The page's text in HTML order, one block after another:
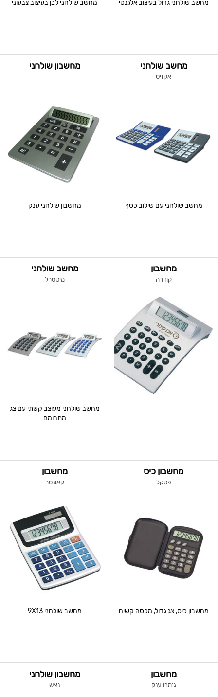
מחשב שולחני גדול בעיצוב אלגנטי מחשב שולחני לבן בעיצוב צבעוני
מחשב שולחני
אקזיט
מחשב שולחני עם שילוב כסף
מחשבון שולחני
מחשבון שולחני ענק
מחשבון
קודרה
מחשב שולחני
מיסטרל
מחשב שולחני מעוצב קשתי עם צג
מתרומם
מחשבון כיס
פסקל
מחשבון כיס, צג גדול, מכסה קשיח
מחשבון
קאונטר
מחשב שולחני 9X13
מחשבון
ג'מבו ענק
מחשבון שולחני
נאש